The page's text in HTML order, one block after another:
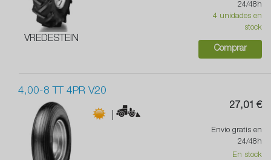
VREDESTEIN
24/48h
4 unidades en
stock
Comprar
4,00-8 TT 4PR V20
|
27,01 €
Envío gratis en
24/48h
En stock